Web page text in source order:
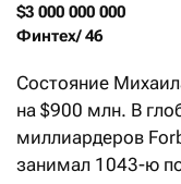
$3 000 000 000
Финтех/ 46
Состояние
на $900 млн. В
миллиардеров
занимал 1043-ю